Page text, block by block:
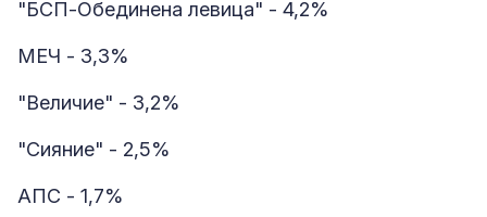
"БСП-Обединена левица" - 4,2%
МЕЧ - 3,3%
"Величие" - 3,2%
"Сияние" - 2,5%
АПС - 1,7%